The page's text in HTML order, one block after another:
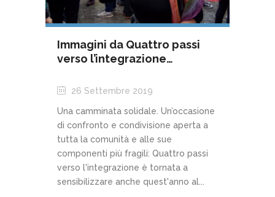
Immagini da Quattro passi
verso l’integrazione…
26 Settembre 2019
Una camminata solidale. Un’occasione
di confronto e condivisione aperta a
tutta la comunità e alle sue
componenti più fragili: Quattro passi
verso l'integrazione è tornata a
sensibilizzare anche quest'anno al...